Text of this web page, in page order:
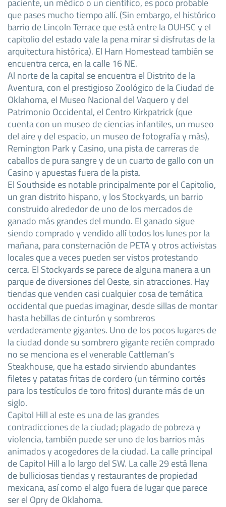
que pases mucho tiempo allí. (Sin embargo, el histórico
barrio de Lincoln Terrace que está entre la OUHSC y el
capitolio del estado vale la pena mirar si disfrutas de la
arquitectura histórica). El Harn Homestead también se
encuentra cerca, en la calle 16 NE.
Al norte de la capital se encuentra el Distrito de la
Aventura, con el prestigioso Zoológico de la Ciudad de
Oklahoma, el Museo Nacional del Vaquero y del
Patrimonio Occidental, el Centro Kirkpatrick (que
cuenta con un museo de ciencias infantiles, un museo
del aire y del espacio, un museo de fotografía y más),
Remington Park y Casino, una pista de carreras de
caballos de pura sangre y de un cuarto de gallo con un
Casino y apuestas fuera de la pista.
El Southside es notable principalmente por el Capitolio,
un gran distrito hispano, y los Stockyards, un barrio
construido alrededor de uno de los mercados de
ganado más grandes del mundo. El ganado sigue
siendo comprado y vendido allí todos los lunes por la
mañana, para consternación de PETA y otros activistas
locales que a veces pueden ser vistos protestando
cerca. El Stockyards se parece de alguna manera a un
parque de diversiones del Oeste, sin atracciones. Hay
tiendas que venden casi cualquier cosa de temática
occidental que puedas imaginar, desde sillas de montar
hasta hebillas de cinturón y sombreros
verdaderamente gigantes. Uno de los pocos lugares de
la ciudad donde su sombrero gigante recién comprado
no se menciona es el venerable Cattleman’s
Steakhouse, que ha estado sirviendo abundantes
filetes y patatas fritas de cordero (un término cortés
para los testículos de toro fritos) durante más de un
siglo.
Capitol Hill al este es una de las grandes
contradicciones de la ciudad; plagado de pobreza y
violencia, también puede ser uno de los barrios más
animados y acogedores de la ciudad. La calle principal
de Capitol Hill a lo largo del SW. La calle 29 está llena
de bulliciosas tiendas y restaurantes de propiedad
mexicana, así como el algo fuera de lugar que parece
ser el Opry de Oklahoma.